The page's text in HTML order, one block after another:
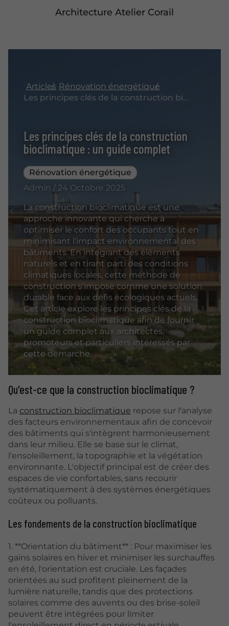
Architecture Atelier Corail
Articles Rénovation énergétique
Les principes clés de la construction bioclimatique : un guide complet
Les principes clés de la construction
bioclimatique : un guide complet
Rénovation énergétique
Admin / 24 Octobre 2025
La construction bioclimatique est une
approche innovante qui cherche à
optimiser le confort des occupants tout en
minimisant l'impact environnemental des
bâtiments. En intégrant des éléments
naturels et en tirant parti des conditions
climatiques locales, cette méthode de
construction s'impose comme une solution
durable face aux défis écologiques actuels.
Cet article explore les principes clés de la
construction bioclimatique afin de fournir
un guide complet aux architectes,
promoteurs et particuliers intéressés par
cette démarche.
Qu'est-ce que la construction bioclimatique ?
La construction bioclimatique repose sur l'analyse
des facteurs environnementaux afin de concevoir
des bâtiments qui s'intègrent harmonieusement
dans leur milieu. Elle se base sur le climat,
l'ensoleillement, la topographie et la végétation
environnante. L'objectif principal est de créer des
espaces de vie confortables, sans recourir
systématiquement à des systèmes énergétiques
coûteux ou polluants.
Les fondements de la construction bioclimatique
1. **Orientation du bâtiment** : Pour maximiser les
gains solaires en hiver et minimiser les surchauffes
en été, l'orientation est cruciale. Les façades
orientées au sud profitent pleinement de la
lumière naturelle, tandis que des protections
solaires comme des auvents ou des brise-soleil
peuvent être intégrées pour limiter